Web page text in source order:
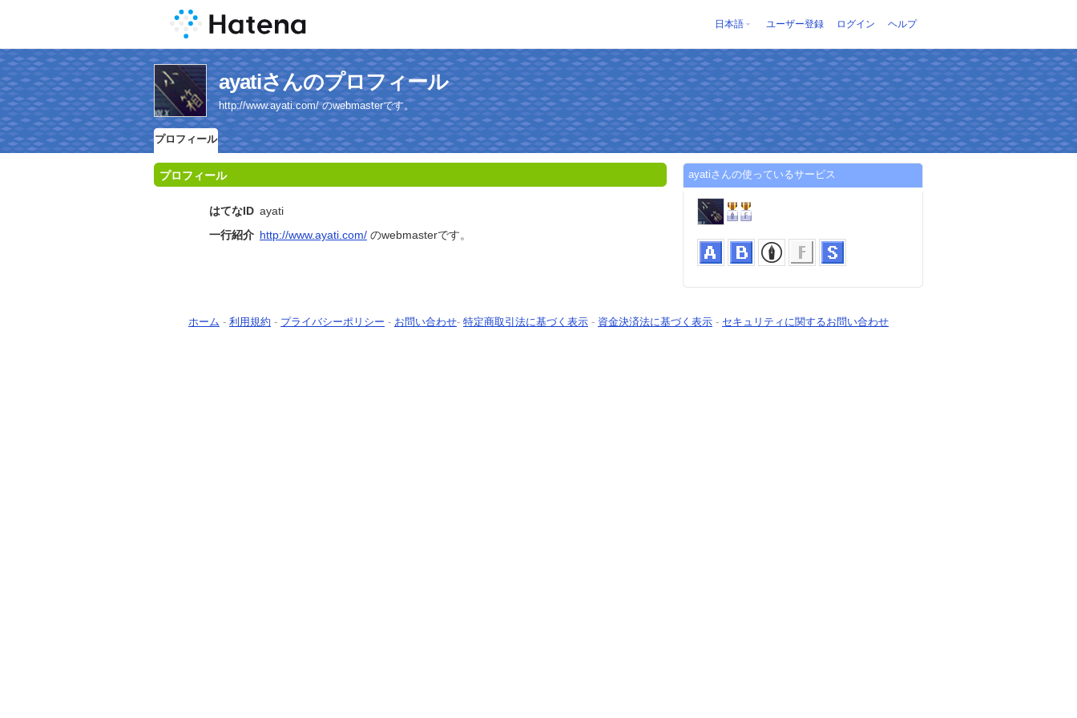
日本語 ユーザー登録 ログイン ヘルプ
ayatiさんのプロフィール
http://www.ayati.com/ のwebmasterです。
プロフィール
プロフィール
はてなID ayati
一行紹介 http://www.ayati.com/ のwebmasterです。
ayatiさんの使っているサービス
ホーム - 利用規約 - プライバシーポリシー - お問い合わせ- 特定商取引法に基づく表示 - 資金決済法に基づく表示 - セキュリティに関するお問い合わせ